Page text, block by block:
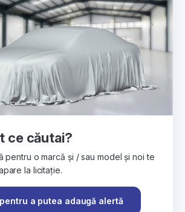
ce căutai?
pentru o marcă și / sau model și noi te
la licitație.
a putea adaugă alertă